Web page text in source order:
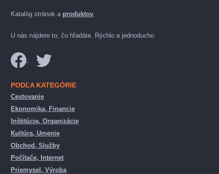
Katalóg stránok a produktov.
U nás nájdete to, čo hľadáte. Rýchlo a jednoducho.
PODĽA KATEGÓRIE
Cestovanie
Ekonomika, Financie
Inštitúcie, Organizácie
Kultúra, Umenie
Obchod, Služby
Počítače, Internet
Priemysel, Výroba